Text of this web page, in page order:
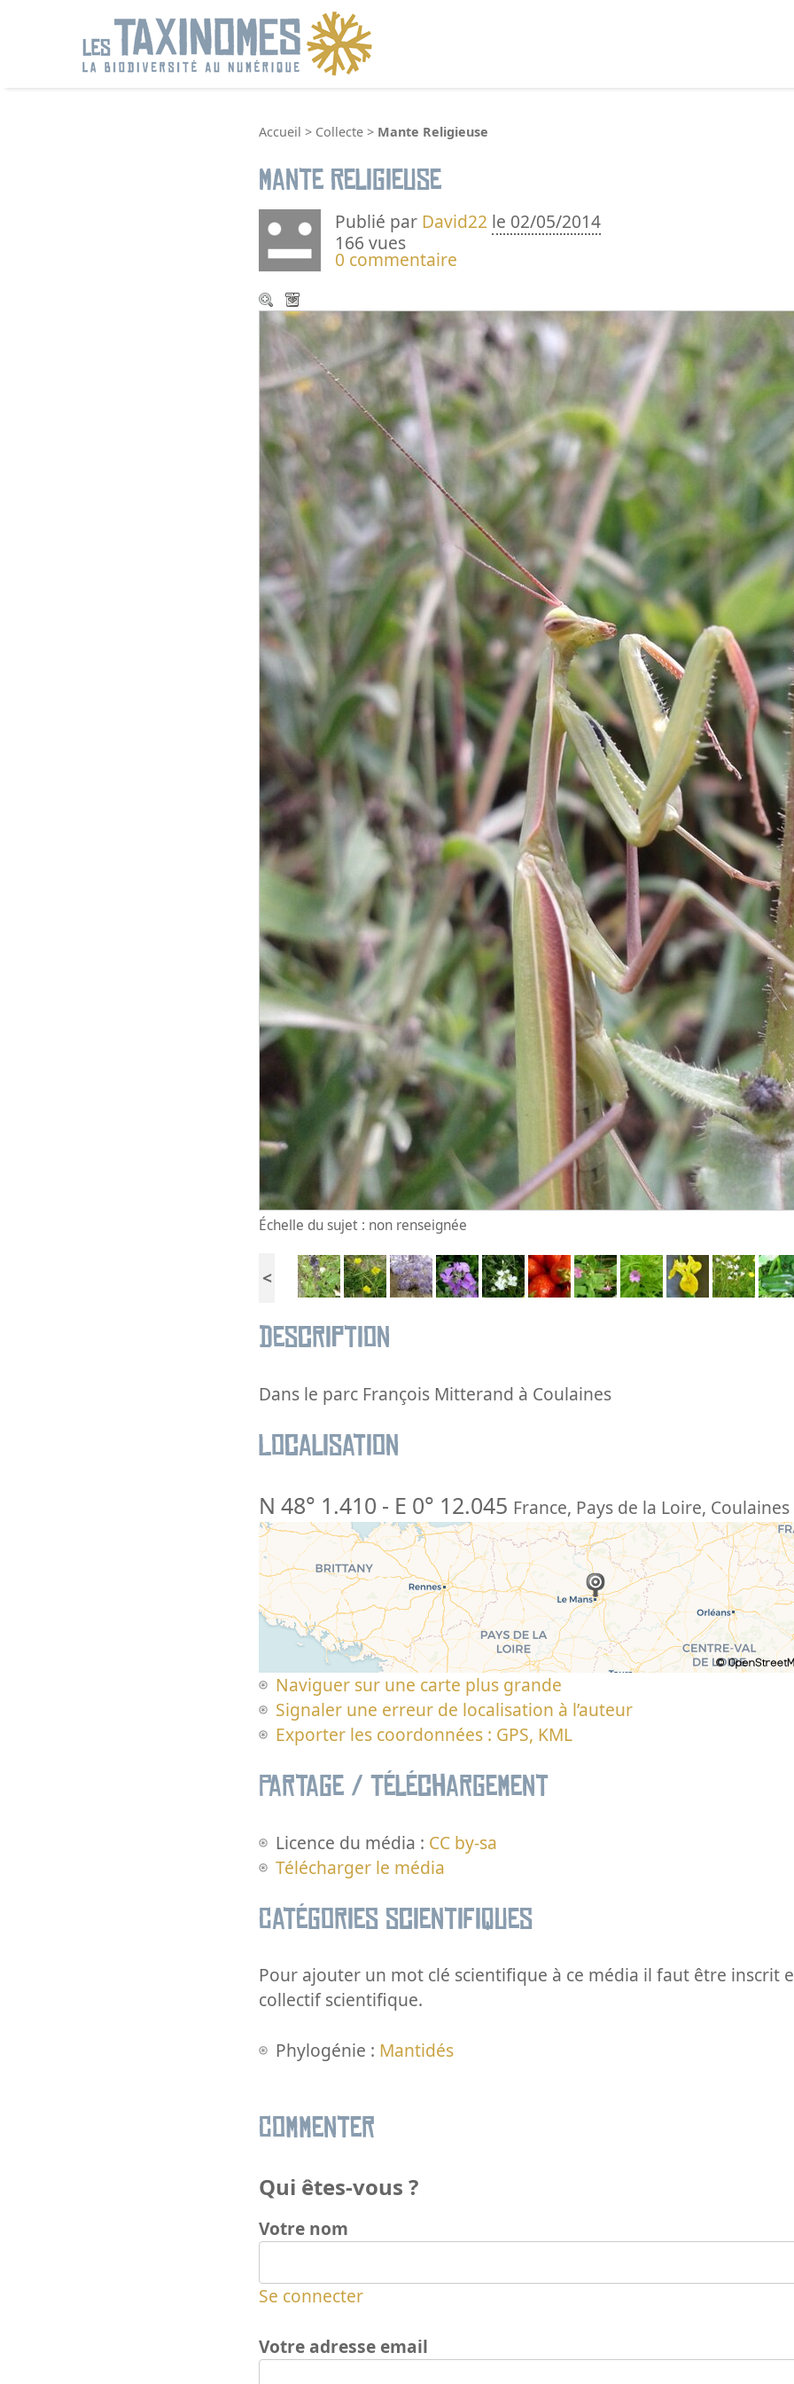
Accueil > Collecte > Mante Religieuse
Mante Religieuse
Publié par David22 le 02/05/2014
166 vues
0 commentaire
Échelle du sujet : non renseignée
<
Description
Dans le parc François Mitterand à Coulaines
Localisation
N 48° 1.410 - E 0° 12.045 France, Pays de la Loire, Coulaines
Naviguer sur une carte plus grande
Signaler une erreur de localisation à l’auteur
Exporter les coordonnées : GPS, KML
Partage / Téléchargement
Licence du média : CC by-sa
Télécharger le média
Catégories scientifiques
Pour ajouter un mot clé scientifique à ce média il faut être inscrit
collectif scientifique.
Phylogénie : Mantidés
Commenter
Qui êtes-vous ?
Votre nom
Se connecter
Votre adresse email